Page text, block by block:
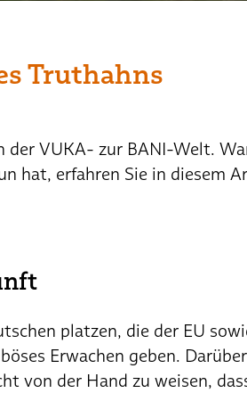
Truthahns
der VUKA- zur BANI-Welt.
hat, erfahren Sie in diesem
platzen, die der EU
Erwachen geben.
von der Hand zu weisen,